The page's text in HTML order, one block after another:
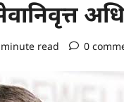
read 0